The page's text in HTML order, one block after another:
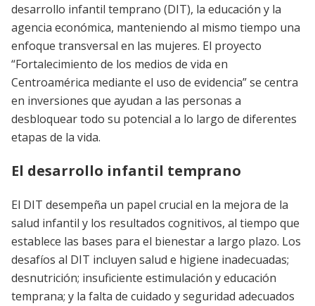
desarrollo infantil temprano (DIT), la educación y la
agencia económica, manteniendo al mismo tiempo una
enfoque transversal en las mujeres. El proyecto
“Fortalecimiento de los medios de vida en
Centroamérica mediante el uso de evidencia” se centra
en inversiones que ayudan a las personas a
desbloquear todo su potencial a lo largo de diferentes
etapas de la vida.
El desarrollo infantil temprano
El DIT desempeña un papel crucial en la mejora de la
salud infantil y los resultados cognitivos, al tiempo que
establece las bases para el bienestar a largo plazo. Los
desafíos al DIT incluyen salud e higiene inadecuadas;
desnutrición; insuficiente estimulación y educación
temprana; y la falta de cuidado y seguridad adecuados